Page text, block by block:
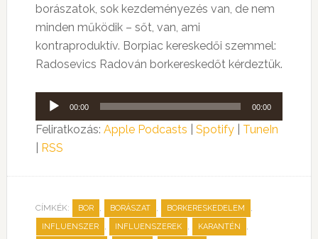
borászatok, sok kezdeményezés van, de nem
minden működik – sőt, van, ami
kontraproduktív. Borpiac kereskedői szemmel:
Radosevics Radován borkereskedőt kérdeztük.
Audió
lejátszó
00:00 00:00
Feliratkozás: Apple Podcasts Spotify| TuneIn
RSS
CÍMKÉK: BOR , BORÁSZAT , BORKERESKEDELEM ,
INFLUENSZER , INFLUENSZEREK , KARANTÉN ,